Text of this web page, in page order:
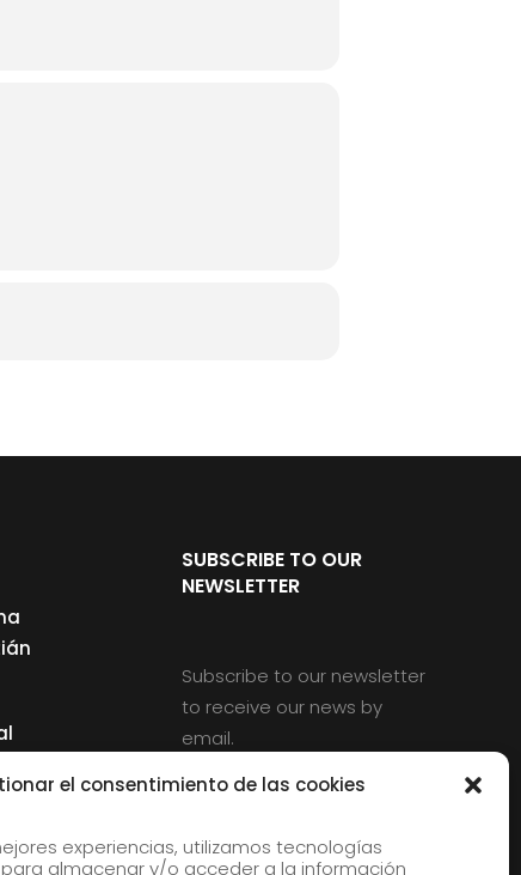
el consentimiento de las cookies
experiencias, utilizamos tecnologías
almacenar y/o acceder a la información
SUBSCRIBE TO OUR
NEWSLETTER
Subscribe to our newsletter
to receive our news by
email.